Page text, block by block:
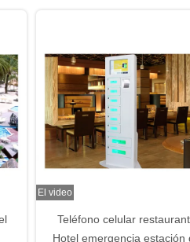
El video
Teléfono celular
Hotel emergencia estación